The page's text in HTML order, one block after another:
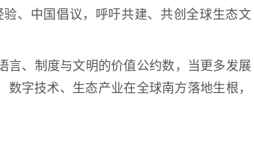
、中国倡议，呼吁共建、共创全球生态文
言、制度与文明的价值公约数，当更多发展
字技术、生态产业在全球南方落地生根，